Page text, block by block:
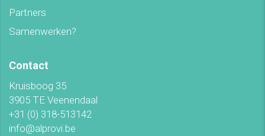
Partners
Samenwerken?
Contact
Kruisboog 35
3905 TE Veenendaal
+31 (0) 318-513142
info@alprovi.be